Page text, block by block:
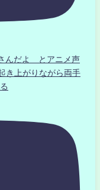
んだよ とアニメ声
き上がりながら両手